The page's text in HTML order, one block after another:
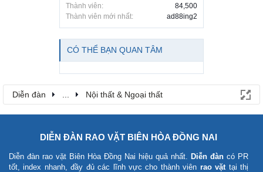
Thành viên:
84,500
Thành viên mới nhất:
ad88ing2
CÓ THỂ BẠN QUAN TÂM
Diễn đàn Nội thất & Ngoại thất
DIỄN ĐÀN RAO VẶT BIÊN HÒA ĐỒNG NAI
Diễn đàn rao vặt Biên Hòa Đồng Nai hiệu quả nhất. Diễn đàn có PR
tốt, index nhanh, đầy đủ các lĩnh vực cho thành viên rao vặt tại thị